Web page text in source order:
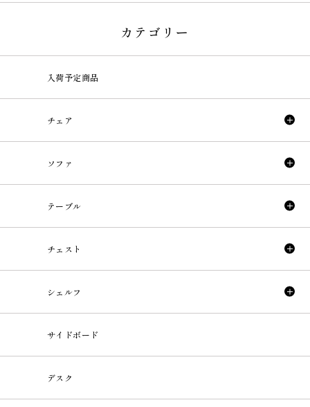
カテゴリー
入荷予定商品
チェア
ソファ
テーブル
チェスト
シェルフ
サイドボード
デスク